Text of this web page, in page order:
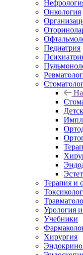
Онкология
Педиатрия
Терапия и
Урология
Учебники
Хирургия